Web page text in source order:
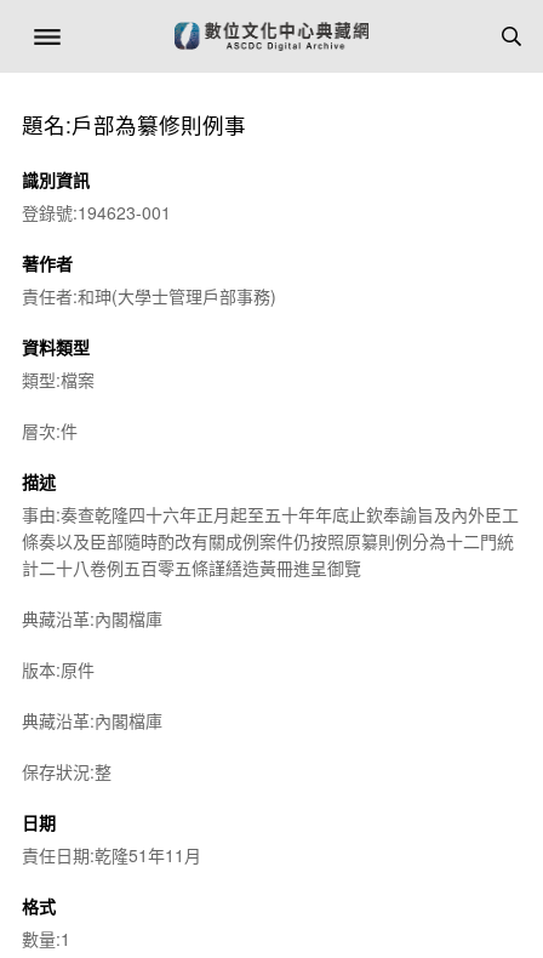
題名:戶部為纂修則例事
識別資訊
登錄號:194623-001
著作者
責任者:和珅(大學士管理戶部事務)
資料類型
類型:檔案
層次:件
描述
事由:奏查乾隆四十六年正月起至五十年年底止欽奉諭旨及內外臣工
條奏以及臣部隨時酌改有關成例案件仍按照原纂則例分為十二門統
計二十八卷例五百零五條謹繕造黃冊進呈御覽
典藏沿革:內閣檔庫
版本:原件
典藏沿革:內閣檔庫
保存狀況:整
日期
責任日期:乾隆51年11月
格式
數量:1